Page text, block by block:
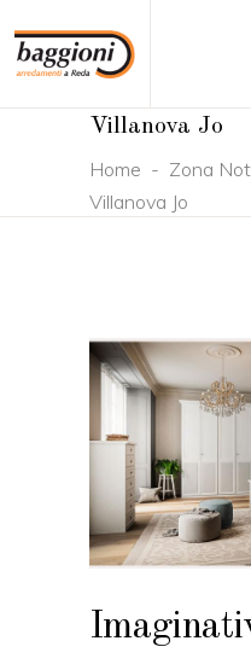
Villanova Jo
Home - Zona
Villanova Jo